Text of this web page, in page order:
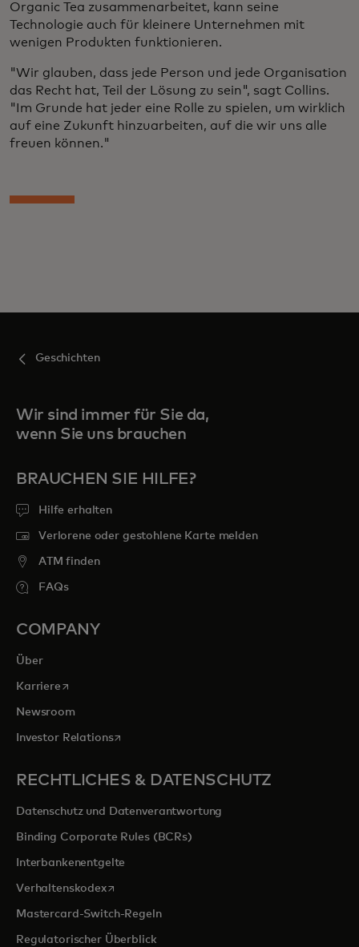
Organic Tea zusammenarbeitet, kann seine
Technologie auch für kleinere Unternehmen mit
wenigen Produkten funktionieren.
"Wir glauben, dass jede Person und jede Organisation
das Recht hat, Teil der Lösung zu sein", sagt Collins.
"Im Grunde hat jeder eine Rolle zu spielen, um wirklich
auf eine Zukunft hinzuarbeiten, auf die wir uns alle
freuen können."
Geschichten
Wir sind immer für Sie da,
wenn Sie uns brauchen
BRAUCHEN SIE HILFE?
Hilfe erhalten
Verlorene oder gestohlene Karte melden
ATM finden
FAQs
COMPANY
Über
Karrierewird in einer neuen Registerkarte geöffnet
Newsroom
Investor Relationswird in einer neuen Registerkarte geöffnet
RECHTLICHES & DATENSCHUTZ
Datenschutz und Datenverantwortung
Binding Corporate Rules (BCRs)
Interbankenentgelte
Verhaltenskodexwird in einer neuen Registerkarte geöffnet
Mastercard-Switch-Regeln
Regulatorischer Überblick